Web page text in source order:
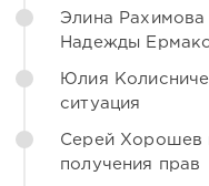
Элина Рахимова
Надежды
Юлия
ситуация
Серей Хорошев
получения прав